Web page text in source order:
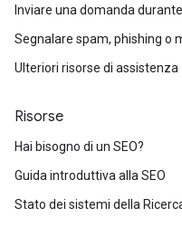
Inviare una domanda
Segnalare spam, phishing o
Ulteriori risorse di assistenza
Risorse
Hai bisogno di un SEO?
Guida introduttiva alla SEO
Stato dei sistemi della